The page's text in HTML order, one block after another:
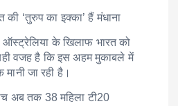
‘तुरुप का इक्का’ हैं मंधाना
ऑस्ट्रेलिया के खिलाफ भारत को
वजह है कि इस अहम मुकाबले में
जा रही है।
अब तक 38 महिला टी20